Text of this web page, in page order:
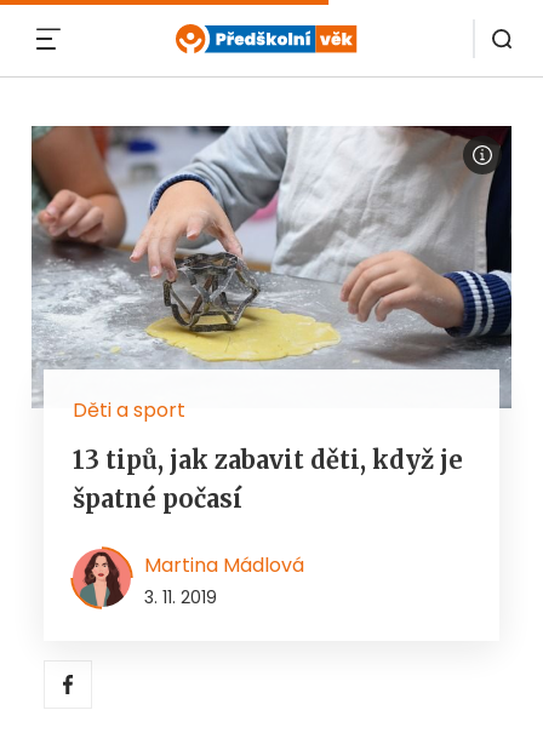
Děti a sport
13 tipů, jak zabavit děti, když je
špatné počasí
Martina Mádlová
3. 11. 2019